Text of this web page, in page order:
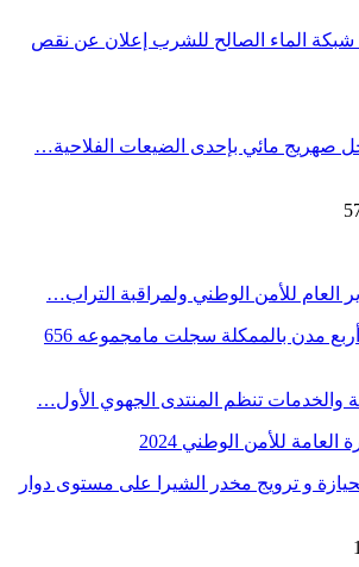
الماء الصالح للشرب إعلان عن نقص
صهريج مائي بإحدى الضيعات الفلاحية…
العام للأمن الوطني ولمراقبة التراب…
2024 : مراكش ضمن أربع مدن بالممكلة سجلت مامجموعه 656
والخدمات تنظم المنتدى الجهوي الأول…
العامة للأمن الوطني 2024
و ترويج مخدر الشيرا على مستوى دوار